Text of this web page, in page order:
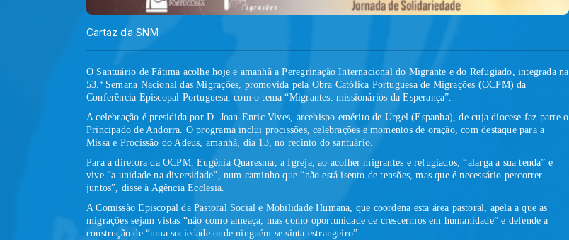
Cartaz da SNM
O Santuário de Fátima acolhe hoje e amanhã a Peregrinação Internacional do Migrante e do Refugiado, integrada na
53.ª Semana Nacional das Migrações, promovida pela Obra Católica Portuguesa de Migrações (OCPM) da
Conferência Episcopal Portuguesa, com o tema“Migrantes: missionários da Esperança”
A celebração é presidida por D. Joan-Enric Vives, arcebispo emérito de Urgel (Espanha), de cuja diocese faz parte o
Principado de Andorra. O programa inclui procissões, celebrações e momentos de oração, com destaque para a
Missa e Procissão do Adeus, amanhã, dia 13, no recinto do santuário.
Para a diretora da OCPM, Eugénia Quaresma, a Igreja, ao acolher migrantes e refugiados, “alarga a sua tenda” e
vive “a unidade na diversidade”, num caminho que “não está isento de tensões, mas que é necessário percorrer
juntos”, disse à Agência Ecclesia.
A Comissão Episcopal da Pastoral Social e Mobilidade Humana, que coordena esta área pastoral, apela a que as
migrações sejam vistas “não como ameaça, mas como oportunidade de crescermos em humanidade” e defende a
construção de “uma sociedade onde ninguém se sinta estrangeiro”.